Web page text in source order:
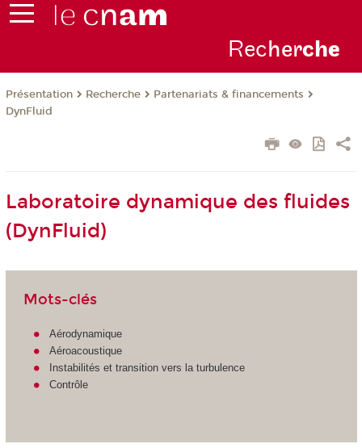
Recherche
Présentation Recherche
Partenariats & financements
DynFluid
Laboratoire dynamique des fluides
(DynFluid)
Mots-clés
Aérodynamique
Aéroacoustique
Instabilités et transition vers la turbulence
Contrôle